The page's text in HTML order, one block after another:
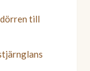
till